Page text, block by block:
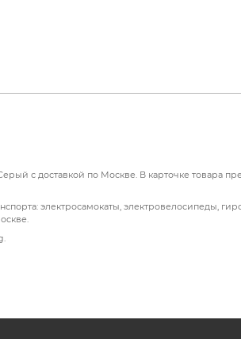
с доставкой по Москве. В карточке товара
электросамокаты, электровелосипеды,